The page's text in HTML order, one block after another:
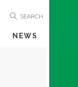
SEARCH
NEWS